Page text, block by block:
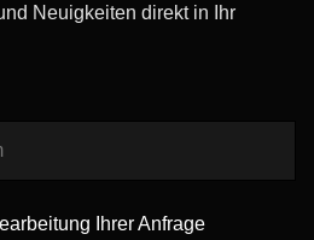
Neuigkeiten direkt in Ihr
Ihrer Anfrage